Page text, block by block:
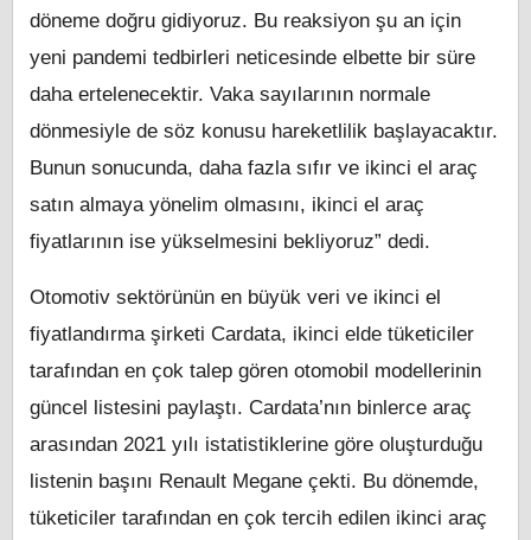
döneme doğru gidiyoruz. Bu reaksiyon şu an için
yeni pandemi tedbirleri neticesinde elbette bir süre
daha ertelenecektir. Vaka sayılarının normale
dönmesiyle de söz konusu hareketlilik başlayacaktır.
Bunun sonucunda, daha fazla sıfır ve ikinci el araç
satın almaya yönelim olmasını, ikinci el araç
fiyatlarının ise yükselmesini bekliyoruz” dedi.
Otomotiv sektörünün en büyük veri ve ikinci el
fiyatlandırma şirketi Cardata, ikinci elde tüketiciler
tarafından en çok talep gören otomobil modellerinin
güncel listesini paylaştı. Cardata’nın binlerce araç
arasından 2021 yılı istatistiklerine göre oluşturduğu
listenin başını Renault Megane çekti. Bu dönemde,
tüketiciler tarafından en çok tercih edilen ikinci araç